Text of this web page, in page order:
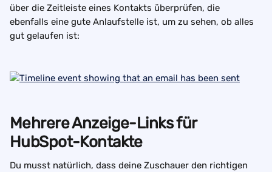
über die Zeitleiste eines Kontakts überprüfen, die
ebenfalls eine gute Anlaufstelle ist, um zu sehen, ob alles
gut gelaufen ist:
Mehrere Anzeige-Links für
HubSpot-Kontakte
Du musst natürlich, dass deine Zuschauer den richtigen